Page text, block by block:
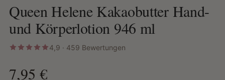
Queen Helene Kakaobutter Hand-
und Körperlotion 946 ml
4,9 · 459 Bewertungen
7,95 €